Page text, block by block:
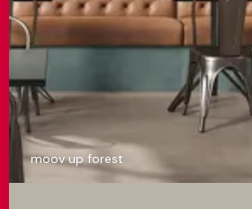
moov up forest